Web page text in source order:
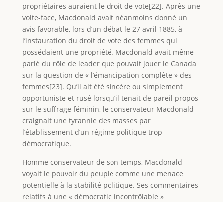
propriétaires auraient le droit de vote[22]. Après une
volte-face, Macdonald avait néanmoins donné un
avis favorable, lors d’un débat le 27 avril 1885, à
l’instauration du droit de vote des femmes qui
possédaient une propriété. Macdonald avait même
parlé du rôle de leader que pouvait jouer le Canada
sur la question de « l’émancipation complète » des
femmes[23]. Qu’il ait été sincère ou simplement
opportuniste et rusé lorsqu’il tenait de pareil propos
sur le suffrage féminin, le conservateur Macdonald
craignait une tyrannie des masses par
l’établissement d’un régime politique trop
démocratique.
Homme conservateur de son temps, Macdonald
voyait le pouvoir du peuple comme une menace
potentielle à la stabilité politique. Ses commentaires
relatifs à une « démocratie incontrôlable »